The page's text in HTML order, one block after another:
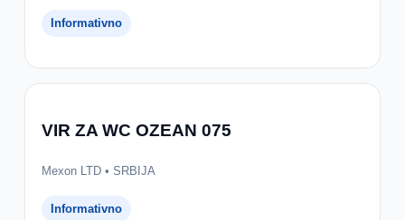
Informativno
VIR ZA WC OZEAN 075
Mexon LTD • SRBIJA
Informativno